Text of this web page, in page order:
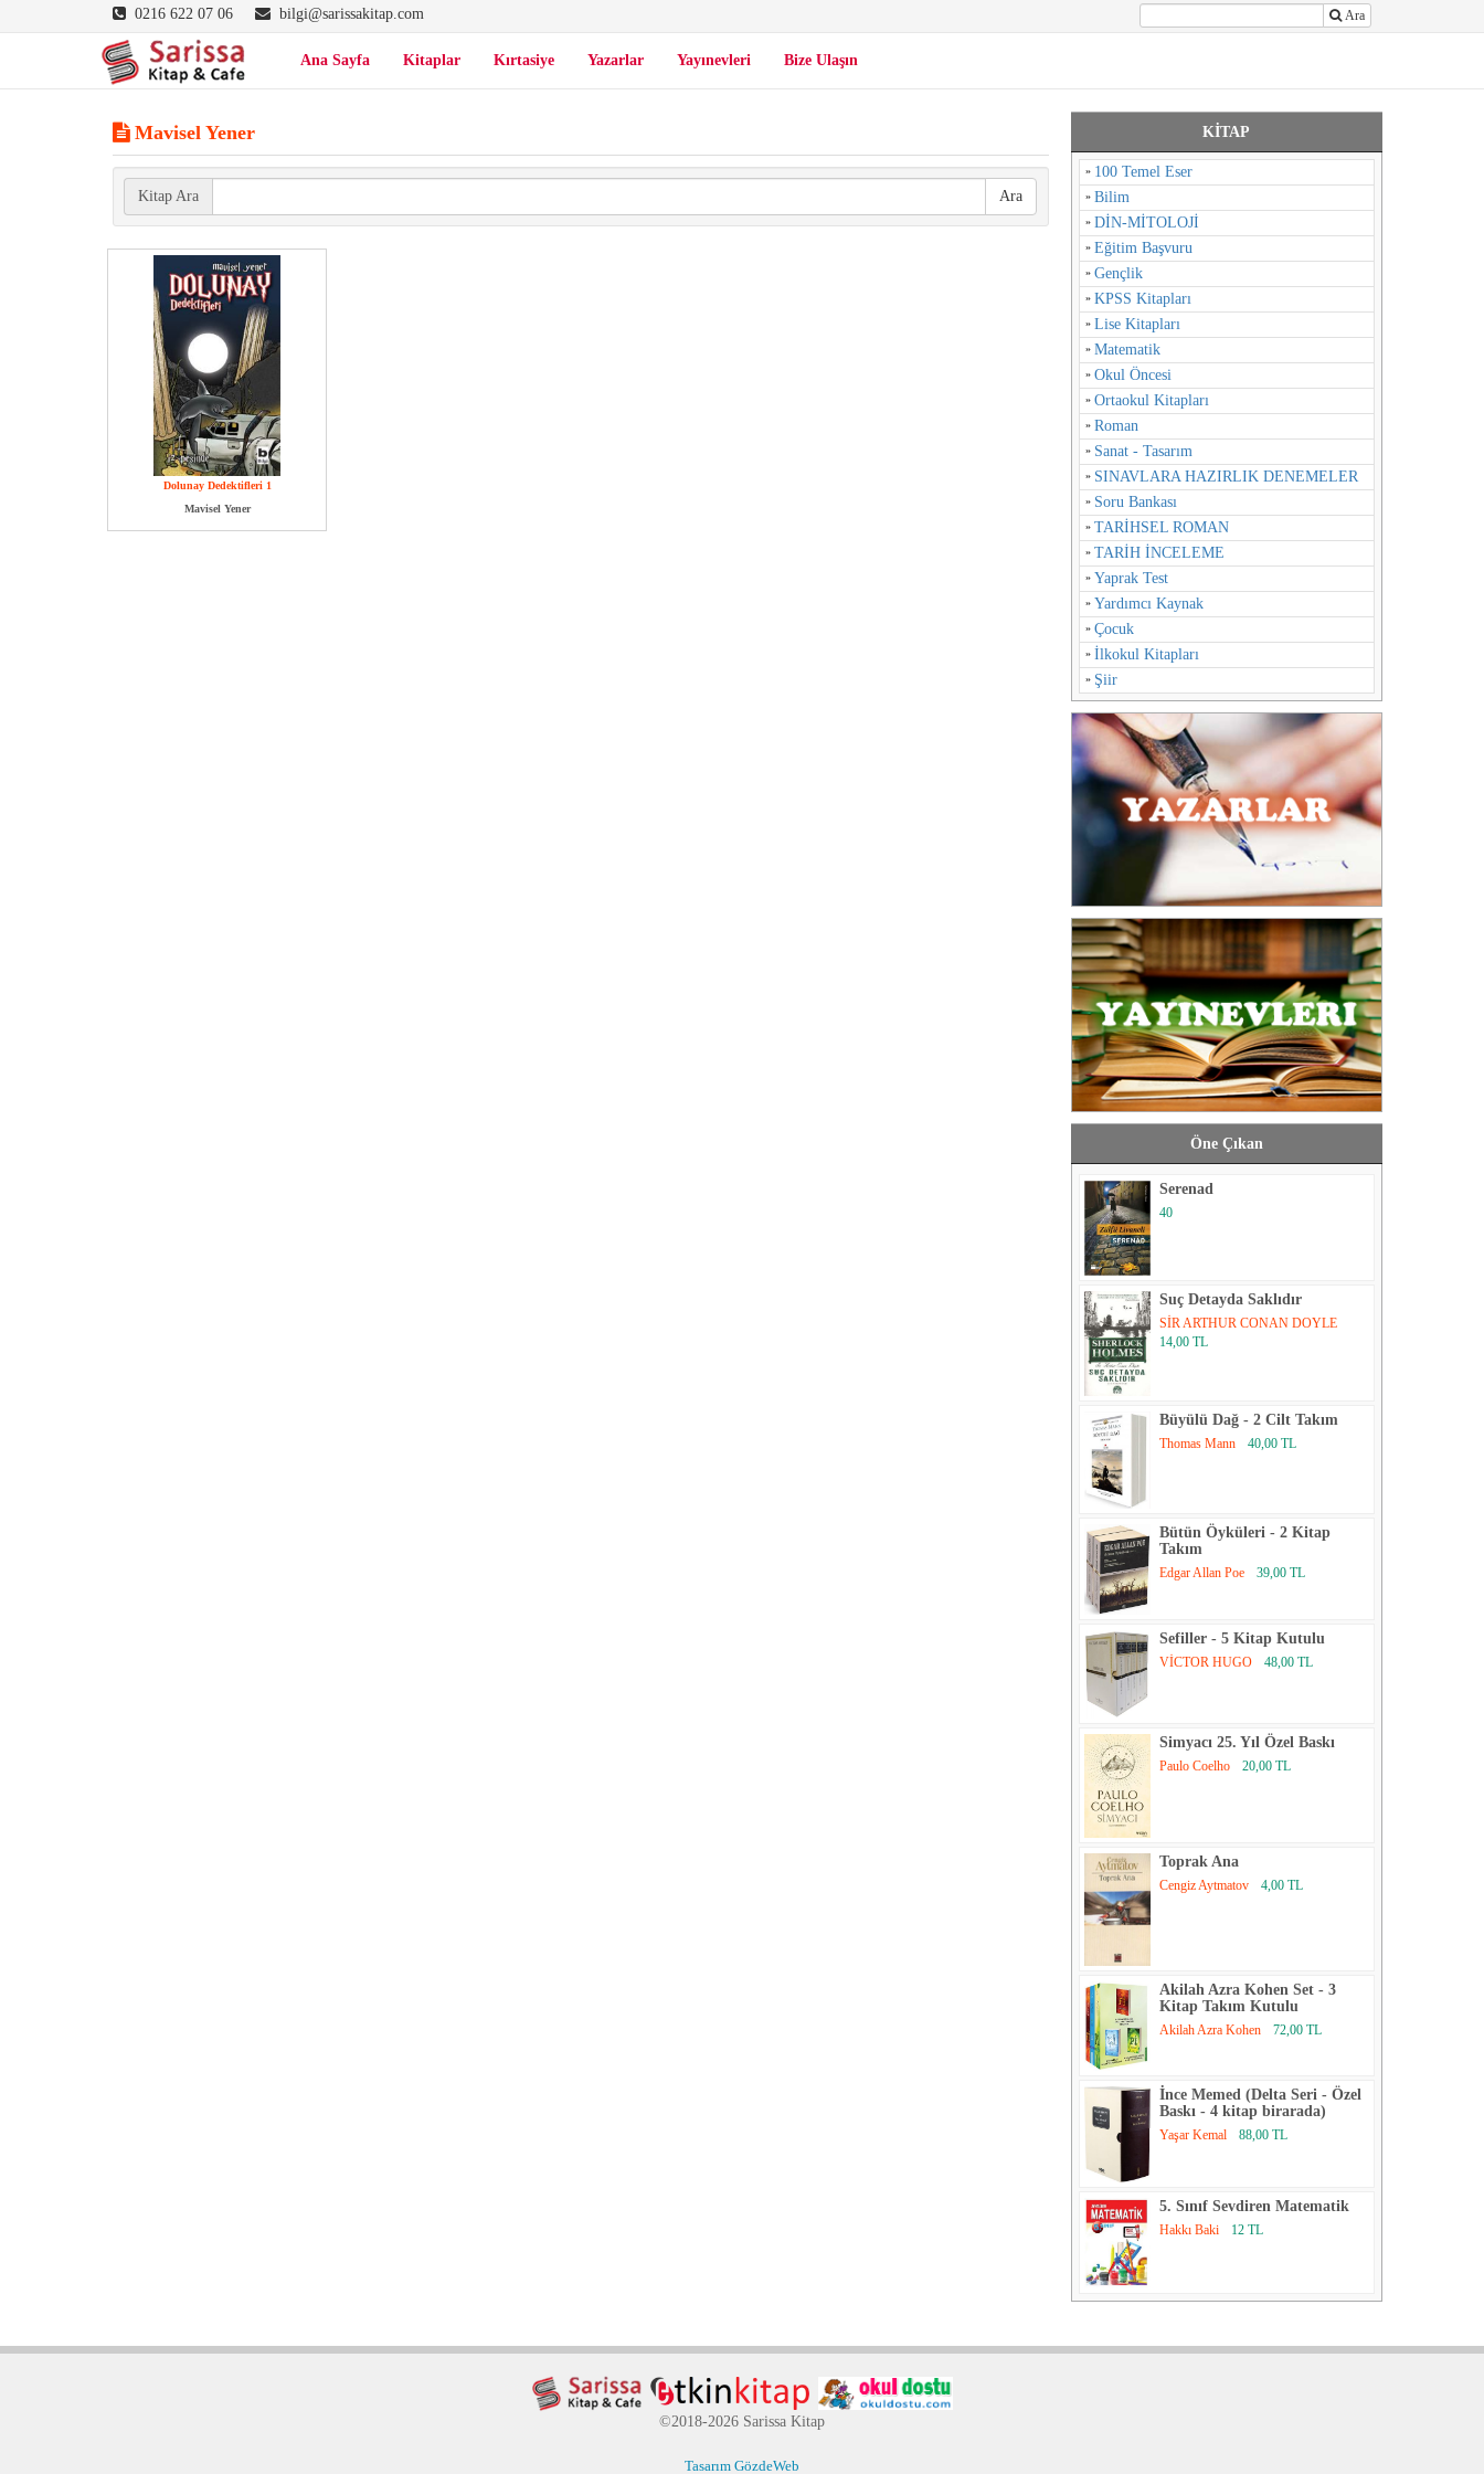
0216 622 07 06 bilgi@sarissakitap.com Ara
Ana Sayfa Kitaplar Kırtasiye Yazarlar Yayınevleri Bize Ulaşın
Mavisel Yener
Kitap Ara Ara
Dolunay Dedektifleri 1
Mavisel Yener
KİTAP
100 Temel Eser
Bilim
DİN-MİTOLOJİ
Eğitim Başvuru
Gençlik
KPSS Kitapları
Lise Kitapları
Matematik
Okul Öncesi
Ortaokul Kitapları
Roman
Sanat - Tasarım
SINAVLARA HAZIRLIK DENEMELER
Soru Bankası
TARİHSEL ROMAN
TARİH İNCELEME
Yaprak Test
Yardımcı Kaynak
Çocuk
İlkokul Kitapları
Şiir
Öne Çıkan
Serenad
40
Suç Detayda Saklıdır
SİR ARTHUR CONAN DOYLE
14,00 TL
Büyülü Dağ - 2 Cilt Takım
Thomas Mann 40,00 TL
Bütün Öyküleri - 2 Kitap
Takım
Edgar Allan Poe 39,00 TL
Sefiller - 5 Kitap Kutulu
VİCTOR HUGO 48,00 TL
Simyacı 25. Yıl Özel Baskı
Paulo Coelho 20,00 TL
Toprak Ana
Cengiz Aytmatov 4,00 TL
Akilah Azra Kohen Set - 3
Kitap Takım Kutulu
Akilah Azra Kohen 72,00 TL
İnce Memed (Delta Seri - Özel
Baskı - 4 kitap birarada)
Yaşar Kemal 88,00 TL
5. Sınıf Sevdiren Matematik
Hakkı Baki 12 TL
©2018-2026 Sarissa Kitap
Tasarım GözdeWeb